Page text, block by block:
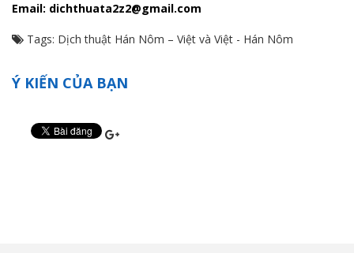
Email: dichthuata2z2@gmail.com
Tags: Dịch thuật Hán Nôm – Việt và Việt - Hán Nôm
Ý KIẾN CỦA BẠN